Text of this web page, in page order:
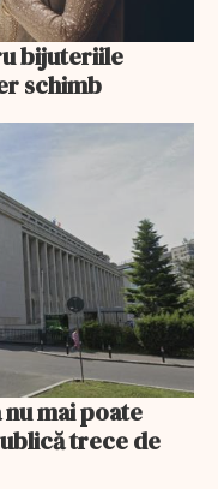
bijuteriile
schimb
mai poate
trece de